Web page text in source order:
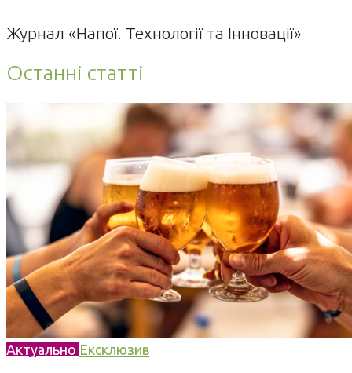
Журнал «Напої. Технології та Інновації»
Останні статті
Актуально Ексклюзив